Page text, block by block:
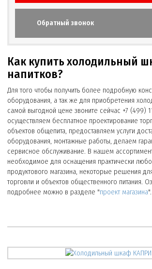
Обратный звонок
Как купить холодильный
напитков?
Для того чтобы получить более подробную
оборудования, а так же для приобретения
самой выгодной цене звоните сейчас +7 (499)
осуществляем бесплатное проектирование
объектов общепита, предоставляем услуги
оборудования, монтажные работы, делаем
сервисное обслуживание. В нашем
необходимое для оснащения практически
продуктового магазина, некоторые решения
торговли и объектов общественного питания.
подробнее можно в разделе "проект магазина".